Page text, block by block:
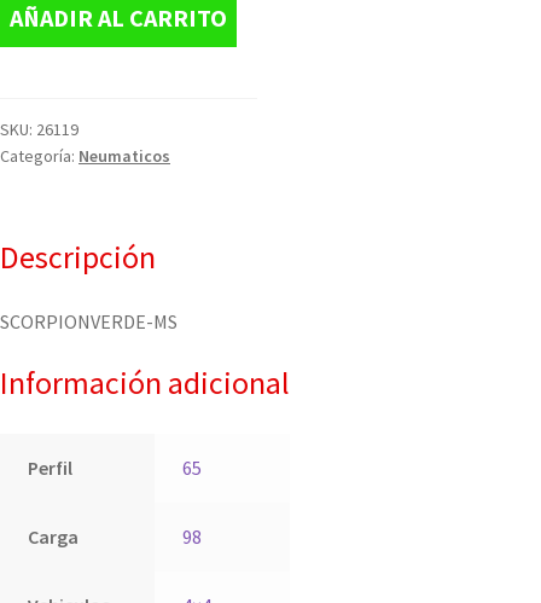
AÑADIR AL CARRITO
SKU: 26119
Categoría: Neumaticos
Descripción
SCORPIONVERDE-MS
Información adicional
Perfil 65
Carga 98